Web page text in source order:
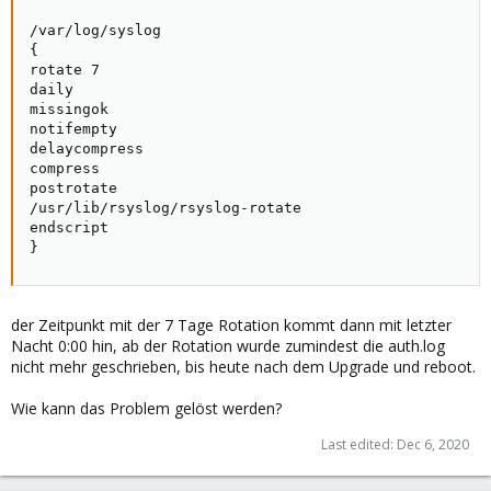
/var/log/syslog
{
rotate 7
daily
missingok
notifempty
delaycompress
compress
postrotate
/usr/lib/rsyslog/rsyslog-rotate
endscript
}
der Zeitpunkt mit der 7 Tage Rotation kommt dann mit letzter
Nacht 0:00 hin, ab der Rotation wurde zumindest die auth.log
nicht mehr geschrieben, bis heute nach dem Upgrade und reboot.
Wie kann das Problem gelöst werden?
Last edited: Dec 6, 2020